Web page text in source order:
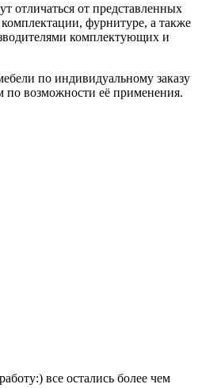
отличаться от представленных
комплектации, фурнитуре, а также
комплектующих и
по индивидуальному заказу
по возможности её применения.
все остались более чем